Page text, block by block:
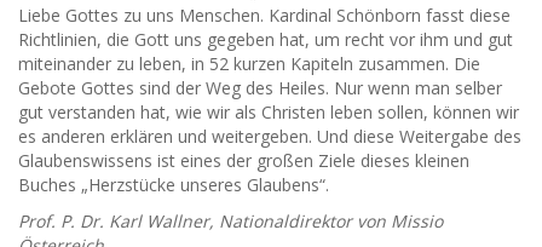
Liebe Gottes zu uns Menschen. Kardinal Schönborn fasst diese
Richtlinien, die Gott uns gegeben hat, um recht vor ihm und gut
miteinander zu leben, in 52 kurzen Kapiteln zusammen. Die
Gebote Gottes sind der Weg des Heiles. Nur wenn man selber
gut verstanden hat, wie wir als Christen leben sollen, können wir
es anderen erklären und weitergeben. Und diese Weitergabe des
Glaubenswissens ist eines der großen Ziele dieses kleinen
Buches „Herzstücke unseres Glaubens“.
Prof. P. Dr. Karl Wallner, Nationaldirektor von Missio